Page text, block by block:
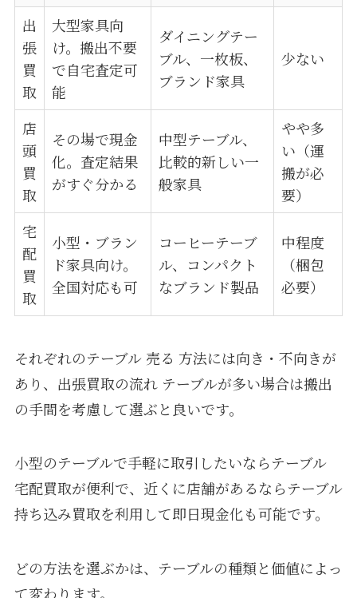
出
張
買
取
大型家具向
け。搬出不要
で自宅査定可
能
ダイニングテー
ブル、一枚板、
ブランド家具
少ない
店
頭
買
取
その場で現金
化。査定結果
がすぐ分かる
中型テーブル、
比較的新しい一
般家具
やや多
い（運
搬が必
要）
宅
配
買
取
小型・ブラン
ド家具向け。
全国対応も可
コーヒーテーブ
ル、コンパクト
なブランド製品
中程度
（梱包
必要）
それぞれのテーブル 売る 方法には向き・不向きが
あり、出張買取の流れ テーブルが多い場合は搬出
の手間を考慮して選ぶと良いです。
小型のテーブルで手軽に取引したいならテーブル
宅配買取が便利で、近くに店舗があるならテーブル
持ち込み買取を利用して即日現金化も可能です。
どの方法を選ぶかは、テーブルの種類と価値によっ
て変わります。